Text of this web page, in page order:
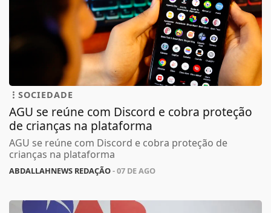
SOCIEDADE
AGU se reúne com Discord e cobra proteção
de crianças na plataforma
AGU se reúne com Discord e cobra proteção de
crianças na plataforma
ABDALLAHNEWS REDAÇÃO- 07 DE AGO